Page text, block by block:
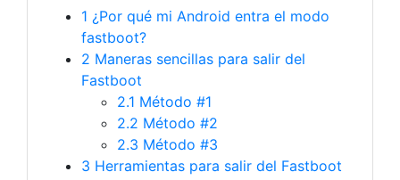
1 ¿Por qué mi Android entra el modo
fastboot?
2 Maneras sencillas para salir del
Fastboot
2.1 Método #1
2.2 Método #2
2.3 Método #3
3 Herramientas para salir del Fastboot